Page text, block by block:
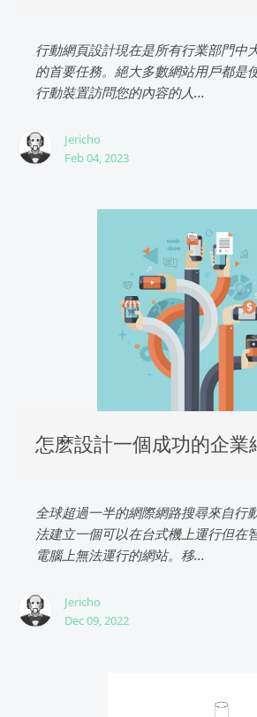
行動網頁設計現在是所有行業部門中
的首要任務。絕大多數網站用戶都是
行動裝置訪問您的內容的人...
Jericho
Feb 04, 2023
怎麽設計一個成功的企業
全球超過一半的網際網路搜尋來自行
法建立一個可以在台式機上運行但在
電腦上無法運行的網站。移...
Jericho
Dec 09, 2022